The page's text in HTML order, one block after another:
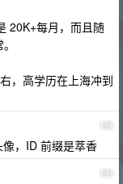
20K+每月，而且随
，高学历在上海冲到
82
，ID 前缀是萃香
83